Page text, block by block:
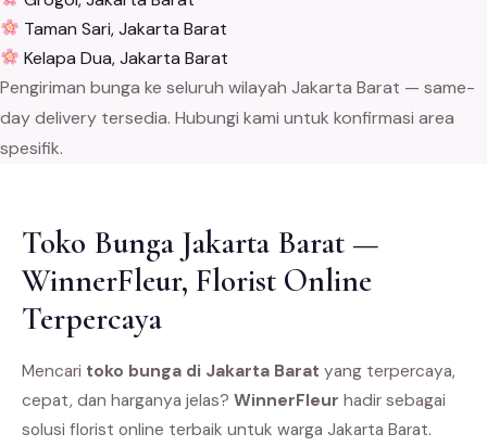
Taman Sari, Jakarta Barat
Kelapa Dua, Jakarta Barat
Pengiriman bunga ke seluruh wilayah Jakarta Barat — same-
day delivery tersedia. Hubungi kami untuk konfirmasi area
spesifik.
Toko Bunga Jakarta Barat —
WinnerFleur, Florist Online
Terpercaya
Mencari toko bunga di Jakarta Barat yang terpercaya,
cepat, dan harganya jelas? WinnerFleur hadir sebagai
solusi florist online terbaik untuk warga Jakarta Barat.